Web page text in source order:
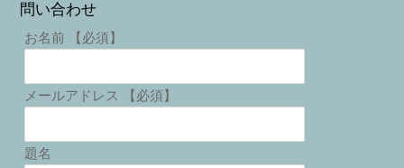
問い合わせ
お名前 【必須】
メールアドレス 【必須】
題名